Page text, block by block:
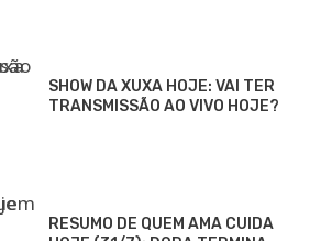
SHOW DA XUXA HOJE: VAI TER
TRANSMISSÃO AO VIVO HOJE?
RESUMO DE QUEM AMA CUIDA